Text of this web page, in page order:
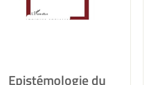
Epistémologie du